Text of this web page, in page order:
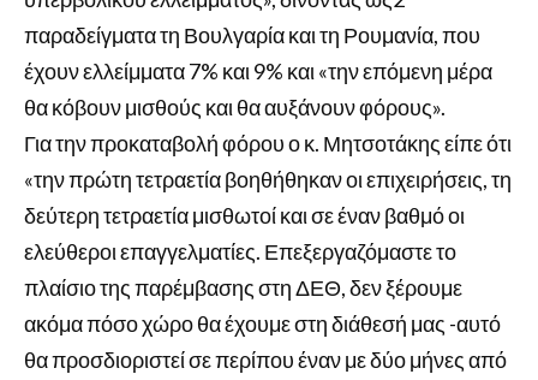
παραδείγματα τη Βουλγαρία και τη Ρουμανία, που
έχουν ελλείμματα 7% και 9% και «την επόμενη μέρα
θα κόβουν μισθούς και θα αυξάνουν φόρους».
Για την προκαταβολή φόρου ο κ. Μητσοτάκης είπε ότι
«την πρώτη τετραετία βοηθήθηκαν οι επιχειρήσεις, τη
δεύτερη τετραετία μισθωτοί και σε έναν βαθμό οι
ελεύθεροι επαγγελματίες. Επεξεργαζόμαστε το
πλαίσιο της παρέμβασης στη ΔΕΘ, δεν ξέρουμε
ακόμα πόσο χώρο θα έχουμε στη διάθεσή μας -αυτό
θα προσδιοριστεί σε περίπου έναν με δύο μήνες από